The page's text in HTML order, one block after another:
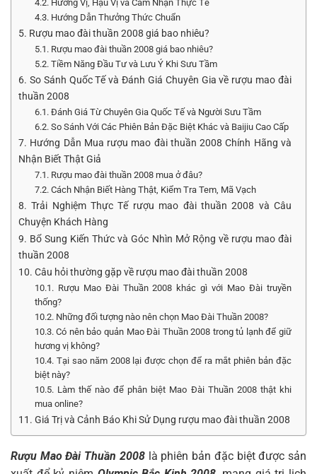
4.2. Hương Vị, Hậu Vị và Cảm Nhận Thực Tế
4.3. Hướng Dẫn Thưởng Thức Chuẩn
5. Rượu mao đài thuần 2008 giá bao nhiêu?
5.1. Rượu mao đài thuần 2008 giá bao nhiêu?
5.2. Tiềm Năng Đầu Tư và Lưu Ý Khi Sưu Tầm
6. So Sánh Quốc Tế và Đánh Giá Chuyên Gia về rượu mao đài
thuần 2008
6.1. Đánh Giá Từ Chuyên Gia Quốc Tế và Người Sưu Tầm
6.2. So Sánh Với Các Phiên Bản Đặc Biệt Khác và Baijiu Cao Cấp
7. Hướng Dẫn Mua rượu mao đài thuần 2008 Chính Hãng và
Nhận Biết Thật Giả
7.1. Rượu mao đài thuần 2008 mua ở đâu?
7.2. Cách Nhận Biết Hàng Thật, Kiểm Tra Tem, Mã Vạch
8. Trải Nghiệm Thực Tế rượu mao đài thuần 2008 và Câu
Chuyện Khách Hàng
9. Bổ Sung Kiến Thức và Góc Nhìn Mở Rộng về rượu mao đài
thuần 2008
10. Câu hỏi thường gặp về rượu mao đài thuần 2008
10.1. Rượu Mao Đài Thuần 2008 khác gì với Mao Đài truyền
thống?
10.2. Những đối tượng nào nên chọn Mao Đài Thuần 2008?
10.3. Có nên bảo quản Mao Đài Thuần 2008 trong tủ lạnh để giữ
hương vị không?
10.4. Tại sao năm 2008 lại được chọn để ra mắt phiên bản đặc
biệt này?
10.5. Làm thế nào để phân biệt Mao Đài Thuần 2008 thật khi
mua online?
11. Giá Trị và Cảnh Báo Khi Sử Dụng rượu mao đài thuần 2008
Rượu Mao Đài Thuần 2008là phiên bản đặc biệt được sản